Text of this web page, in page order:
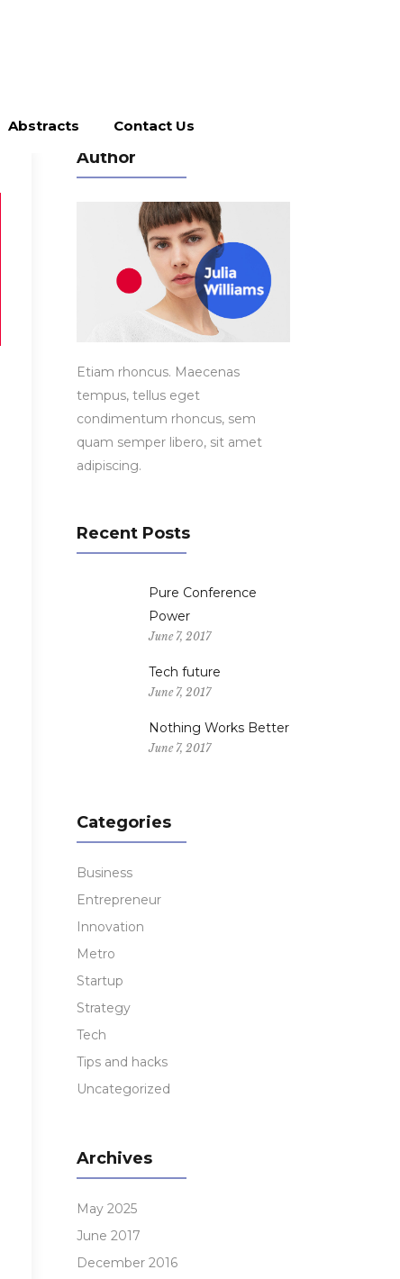
Abstracts Contact Us
Author
Etiam rhoncus. Maecenas
tempus, tellus eget
condimentum rhoncus, sem
quam semper libero, sit amet
adipiscing.
Recent Posts
Pure Conference
Power
June 7, 2017
Tech future
June 7, 2017
Nothing Works Better
June 7, 2017
Categories
Business
Entrepreneur
Innovation
Metro
Startup
Strategy
Tech
Tips and hacks
Uncategorized
Archives
May 2025
June 2017
December 2016